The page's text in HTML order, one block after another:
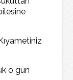
o gün